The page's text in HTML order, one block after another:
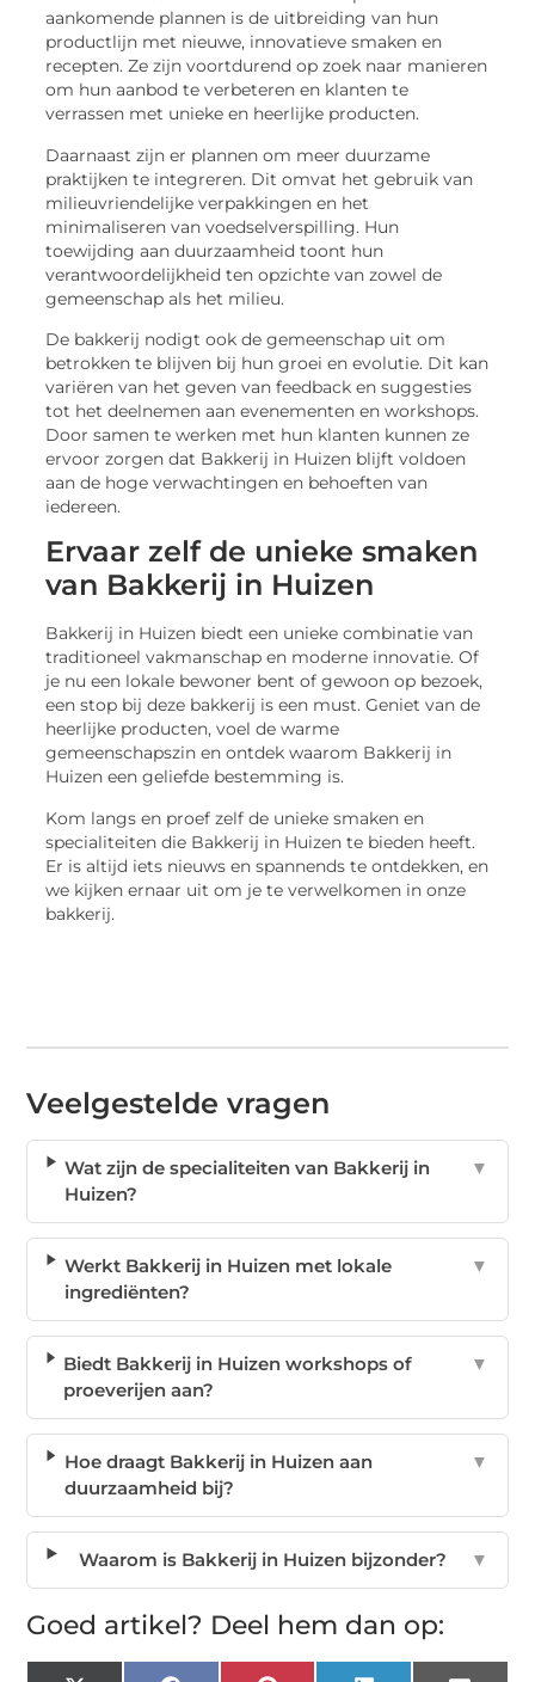
aankomende plannen is de uitbreiding van hun
productlijn met nieuwe, innovatieve smaken en
recepten. Ze zijn voortdurend op zoek naar manieren
om hun aanbod te verbeteren en klanten te
verrassen met unieke en heerlijke producten.
Daarnaast zijn er plannen om meer duurzame
praktijken te integreren. Dit omvat het gebruik van
milieuvriendelijke verpakkingen en het
minimaliseren van voedselverspilling. Hun
toewijding aan duurzaamheid toont hun
verantwoordelijkheid ten opzichte van zowel de
gemeenschap als het milieu.
De bakkerij nodigt ook de gemeenschap uit om
betrokken te blijven bij hun groei en evolutie. Dit kan
variëren van het geven van feedback en suggesties
tot het deelnemen aan evenementen en workshops.
Door samen te werken met hun klanten kunnen ze
ervoor zorgen dat Bakkerij in Huizen blijft voldoen
aan de hoge verwachtingen en behoeften van
iedereen.
Ervaar zelf de unieke smaken
van Bakkerij in Huizen
Bakkerij in Huizen biedt een unieke combinatie van
traditioneel vakmanschap en moderne innovatie. Of
je nu een lokale bewoner bent of gewoon op bezoek,
een stop bij deze bakkerij is een must. Geniet van de
heerlijke producten, voel de warme
gemeenschapszin en ontdek waarom Bakkerij in
Huizen een geliefde bestemming is.
Kom langs en proef zelf de unieke smaken en
specialiteiten die Bakkerij in Huizen te bieden heeft.
Er is altijd iets nieuws en spannends te ontdekken, en
we kijken ernaar uit om je te verwelkomen in onze
bakkerij.
Veelgestelde vragen
Wat zijn de specialiteiten van Bakkerij in
Huizen?
▼
Werkt Bakkerij in Huizen met lokale
ingrediënten?
▼
Biedt Bakkerij in Huizen workshops of
proeverijen aan?
▼
Hoe draagt Bakkerij in Huizen aan
duurzaamheid bij?
▼
Waarom is Bakkerij in Huizen bijzonder? ▼
Goed artikel? Deel hem dan op: